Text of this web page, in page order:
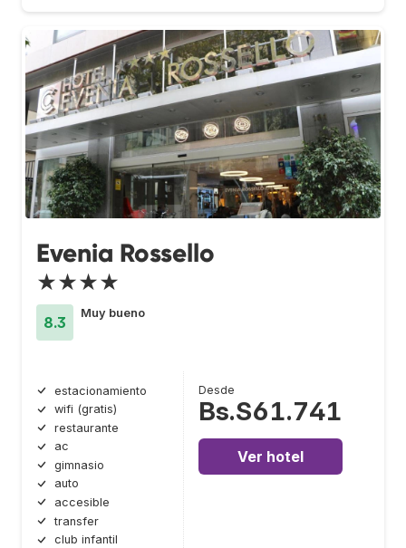
Evenia Rossello
★★★★
8.3
Muy bueno
estacionamiento
wifi (gratis)
restaurante
ac
gimnasio
auto
accesible
transfer
club infantil
Desde
Bs.S61.741
Ver hotel